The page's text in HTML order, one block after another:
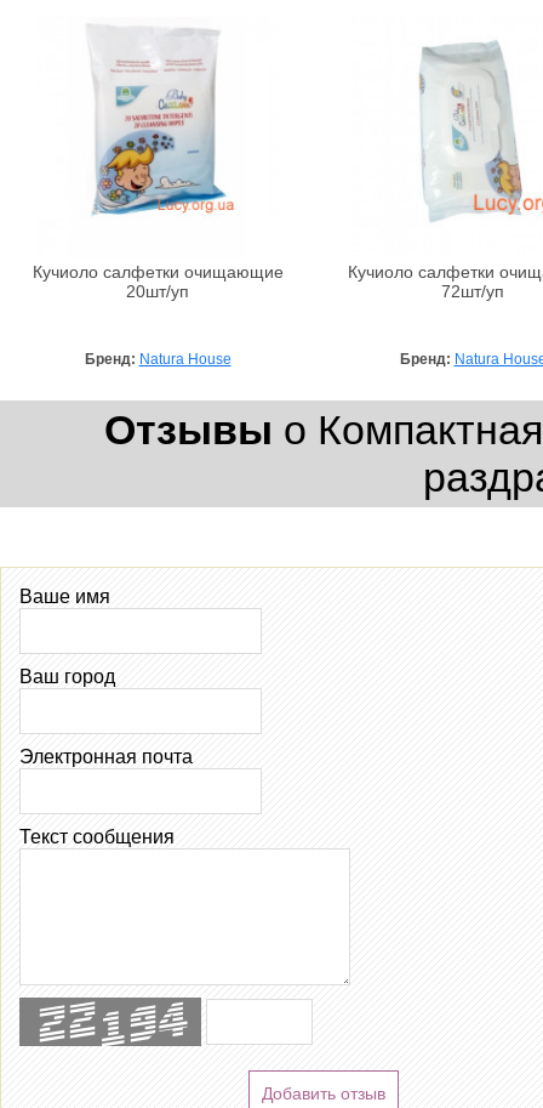
Кучиоло салфетки очищающие
20шт/уп
Бренд: Natura House
Кучиоло салфетки
72шт/уп
Бренд: Natura
Отзывы о
Ваше имя
Ваш город
Электронная почта
Текст сообщения
Добавить отзыв